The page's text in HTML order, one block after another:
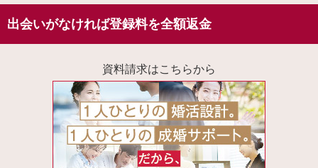
出会いがなければ登録料を全額返金
資料請求はこちらから